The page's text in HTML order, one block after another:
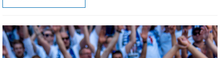
konec provazu. Baník navíc po prohraném a hodně špatně
teda čekat další průser.